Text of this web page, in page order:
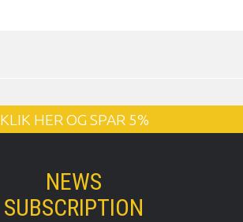
KLIK HER OG SPAR 5%
NEWS
SUBSCRIPTION